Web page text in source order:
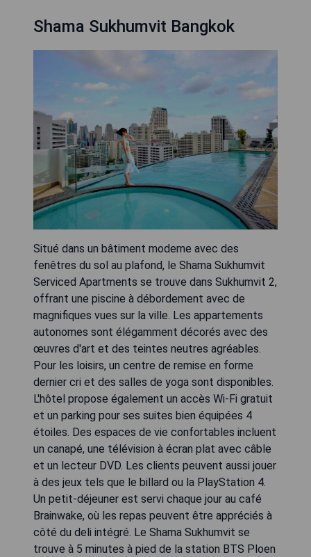
Shama Sukhumvit Bangkok
Situé dans un bâtiment moderne avec des
fenêtres du sol au plafond, le Shama Sukhumvit
Serviced Apartments se trouve dans Sukhumvit 2,
offrant une piscine à débordement avec de
magnifiques vues sur la ville. Les appartements
autonomes sont élégamment décorés avec des
œuvres d'art et des teintes neutres agréables.
Pour les loisirs, un centre de remise en forme
dernier cri et des salles de yoga sont disponibles.
L'hôtel propose également un accès Wi-Fi gratuit
et un parking pour ses suites bien équipées 4
étoiles. Des espaces de vie confortables incluent
un canapé, une télévision à écran plat avec câble
et un lecteur DVD. Les clients peuvent aussi jouer
à des jeux tels que le billard ou la PlayStation 4.
Un petit-déjeuner est servi chaque jour au café
Brainwake, où les repas peuvent être appréciés à
côté du deli intégré. Le Shama Sukhumvit se
trouve à 5 minutes à pied de la station BTS Ploen